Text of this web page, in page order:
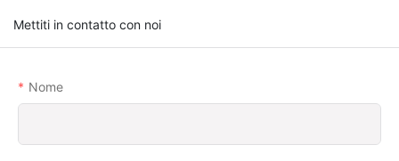
Mettiti in contatto con noi
Nome